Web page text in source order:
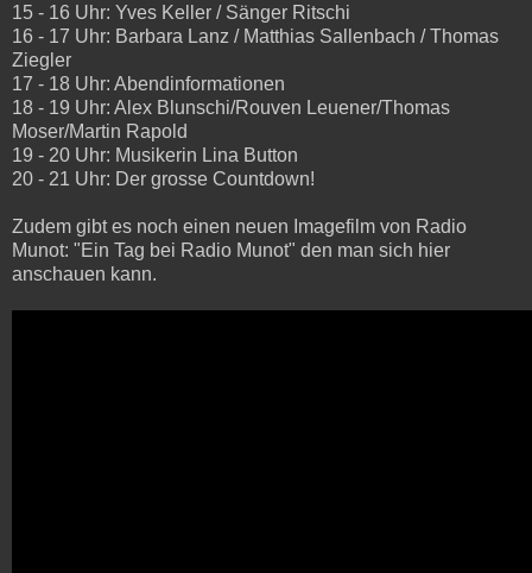
15 - 16 Uhr: Yves Keller / Sänger Ritschi
16 - 17 Uhr: Barbara Lanz / Matthias Sallenbach / Thomas
Ziegler
17 - 18 Uhr: Abendinformationen
18 - 19 Uhr: Alex Blunschi/Rouven Leuener/Thomas
Moser/Martin Rapold
19 - 20 Uhr: Musikerin Lina Button
20 - 21 Uhr: Der grosse Countdown!
Zudem gibt es noch einen neuen Imagefilm von Radio
Munot: "Ein Tag bei Radio Munot" den man sich hier
anschauen kann.